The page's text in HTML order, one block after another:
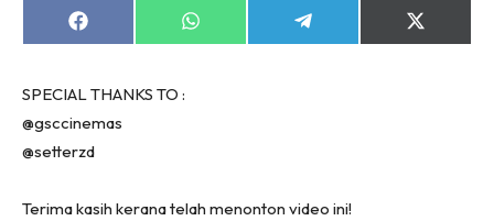
Share
on
Share
on
Share
on
Share
on
SPECIAL THANKS TO :
@gsccinemas
@setterzd
Terima kasih kerana telah menonton video ini!